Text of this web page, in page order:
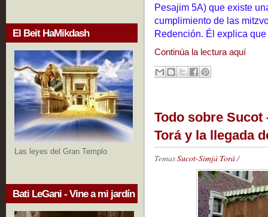
El Beit HaMikdash
Las leyes del Gran Templo
Bati LeGani - Vine a mi jardín
Pesajim 5A) que existe
cumplimiento de las
Redención. Él explica que
Continúa la lectura aquí
Todo sobre Sucot
Torá y la llegada
TemasSucot-Simjá Torá/